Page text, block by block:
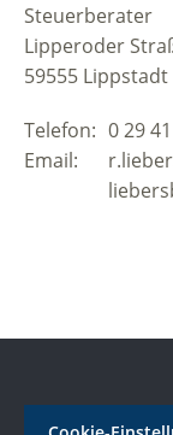
Steuerberater
Lipperoder
59555 Lippstadt
Telefon: 0 29
Email: